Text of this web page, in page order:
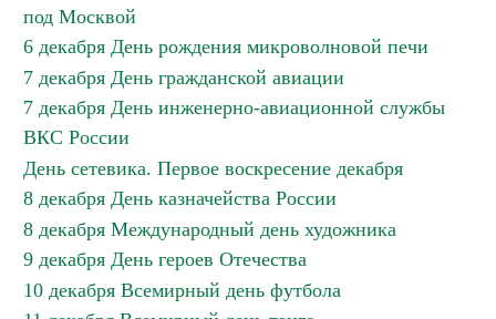
под Москвой
6 декабря День рождения микроволновой печи
7 декабря День гражданской авиации
7 декабря День инженерно-авиационной службы
ВКС России
День сетевика. Первое воскресение декабря
8 декабря День казначейства России
8 декабря Международный день художника
9 декабря День героев Отечества
10 декабря Всемирный день футбола